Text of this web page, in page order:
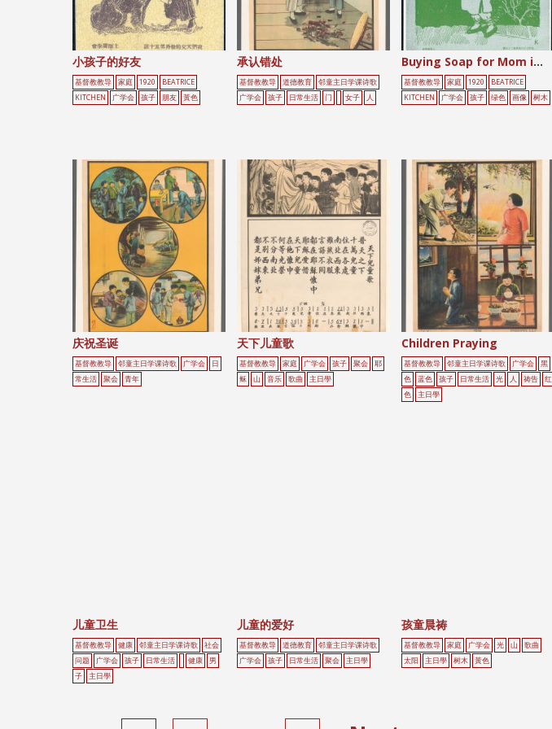
小孩子的好友
基督教教导 家庭 1920
BEATRICE
KITCHEN
广学会 孩子 朋友 黃色
承认错处
基督教教导 道德教育
邻童主日学课诗歌
广学会
孩子 日常生活 门 女子 人
Buying Soap for Mom in the Rain
基督教教导 家庭 1920
BEATRICE
KITCHEN
广学会 孩子 绿色 画像 树木
庆祝圣诞
基督教教导 邻童主日学课诗歌 广学会
日
常生活
聚会 青年
天下儿童歌
基督教教导 家庭 广学会 孩子 聚会
耶
稣
山 音乐 歌曲 主日學
Children Praying
基督教教导 邻童主日学课诗歌 广学会
黑
色
蓝色 孩子 日常生活 光 人 祷告
红
色
主日學
儿童卫生
基督教教导 健康 邻童主日学课诗歌
社会
问题
广学会 孩子 日常生活 健康
男
子
主日學
儿童的爱好
基督教教导 道德教育
邻童主日学课诗歌
广学会
孩子 日常生活 聚会 主日學
孩童晨祷
基督教教导 家庭 广学会 光 山
歌曲
太阳
主日學 树木 黃色